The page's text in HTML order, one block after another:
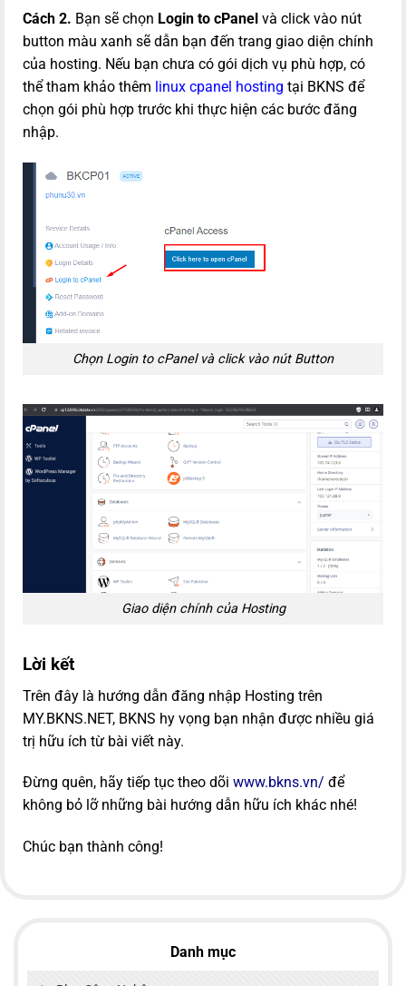
Cách 2. Bạn sẽ chọn Login to cPanel và click vào nút
button màu xanh sẽ dẫn bạn đến trang giao diện chính
của hosting. Nếu bạn chưa có gói dịch vụ phù hợp, có
thể tham khảo thêm linux cpanel hosting tại BKNS để
chọn gói phù hợp trước khi thực hiện các bước đăng
nhập.
Chọn Login to cPanel và click vào nút Button
Giao diện chính của Hosting
Lời kết
Trên đây là hướng dẫn đăng nhập Hosting trên
MY.BKNS.NET, BKNS hy vọng bạn nhận được nhiều giá
trị hữu ích từ bài viết này.
Đừng quên, hãy tiếp tục theo dõi www.bkns.vn/ để
không bỏ lỡ những bài hướng dẫn hữu ích khác nhé!
Chúc bạn thành công!
Danh mục